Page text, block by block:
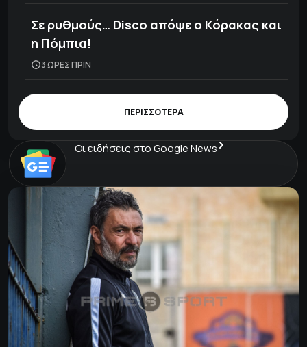
Σε ρυθμούς… Disco απόψε ο Κόρακας και
η Πόμπια!
3 ΩΡΕΣ ΠΡΙΝ
ΠΕΡΙΣΣΟΤΕΡΑ
Οι ειδήσεις στο Google News